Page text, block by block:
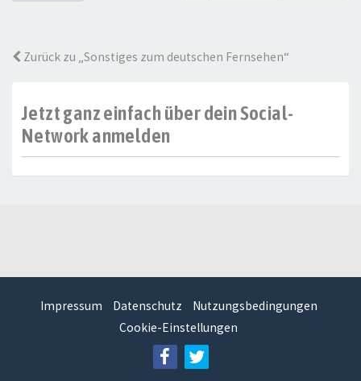
Zurück zu „Sonstiges zum deutschen Fernsehen“
Jetzt ganz einfach über dein Social-
Network anmelden
Impressum Datenschutz
Nutzungsbedingungen
Cookie-Einstellungen